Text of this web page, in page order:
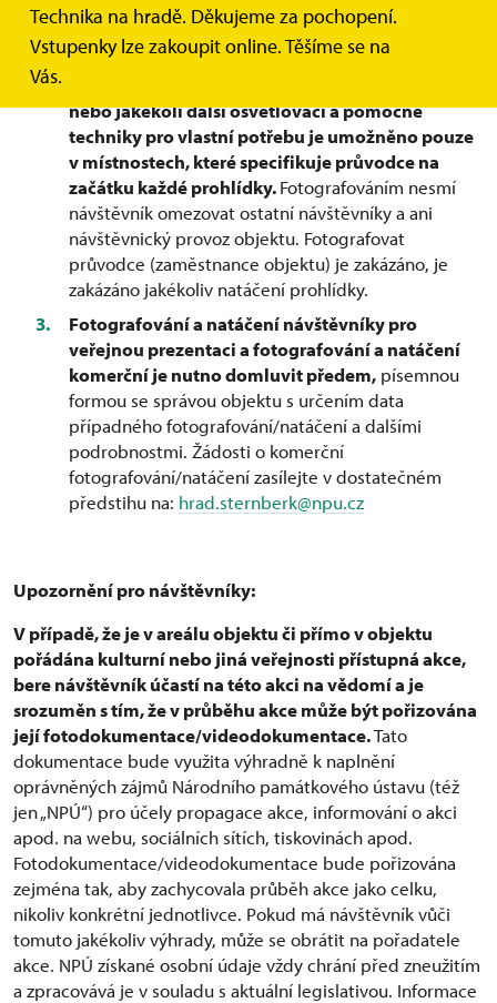
Technika na hradě. Děkujeme za pochopení.
Vstupenky lze zakoupit online. Těšíme se na
Vás.
návštěvníků. Fotografování a natáčení pomocí dronu
není povoleno.
nebo jakékoli další osvětlovací a pomocné
techniky pro vlastní potřebu je umožněno pouze
v místnostech, které specifikuje průvodce na
začátku každé prohlídky.Fotografováním nesmí
návštěvník omezovat ostatní návštěvníky a ani
návštěvnický provoz objektu. Fotografovat
průvodce (zaměstnance objektu) je zakázáno, je
zakázáno jakékoliv natáčení prohlídky.
Fotografování a natáčení návštěvníky pro
veřejnou prezentaci a fotografování a natáčení
komerční je nutno domluvit předem, písemnou
formou se správou objektu s určením data
případného fotografování/natáčení a dalšími
podrobnostmi. Žádosti o komerční
fotografování/natáčení zasílejte v dostatečném
předstihu na: hrad.sternberk@npu.cz
Upozornění pro návštěvníky:
V případě, že je v areálu objektu či přímo v objektu
pořádána kulturní nebo jiná veřejnosti přístupná akce,
bere návštěvník účastí na této akci na vědomí a je
srozuměn s tím, že v průběhu akce může být pořizována
její fotodokumentace/videodokumentace.Tato
dokumentace bude využita výhradně k naplnění
oprávněných zájmů Národního památkového ústavu (též
jen „NPÚ“) pro účely propagace akce, informování o akci
apod. na webu, sociálních sítích, tiskovinách apod.
Fotodokumentace/videodokumentace bude pořizována
zejména tak, aby zachycovala průběh akce jako celku,
nikoliv konkrétní jednotlivce. Pokud má návštěvník vůči
tomuto jakékoliv výhrady, může se obrátit na pořadatele
akce. NPÚ získané osobní údaje vždy chrání před zneužitím
a zpracovává je v souladu s aktuální legislativou. Informace